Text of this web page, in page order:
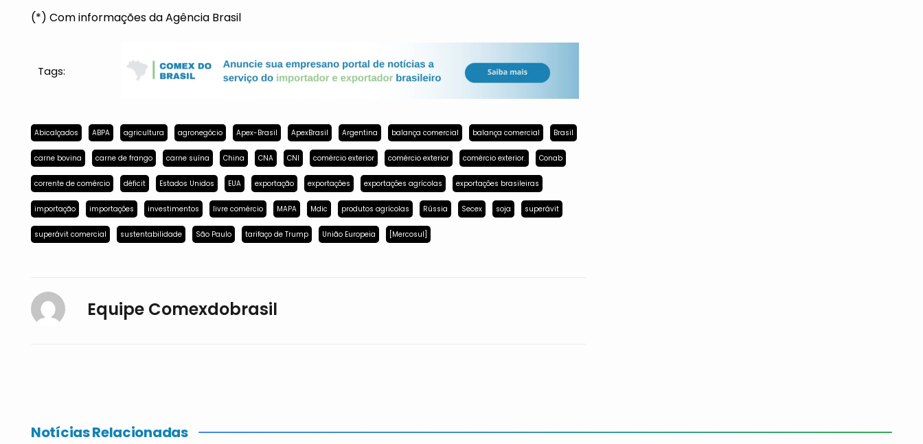
(*) Com informações da Agência Brasil
Tags:
Abicalçados ABPA agricultura agronegócio Apex-Brasil ApexBrasil Argentina balança comercial balança comercial Brasil
carne bovina carne de frango carne suína China CNA CNI comércio exterior comércio exterior comércio exterior. Conab
corrente de comércio déficit Estados Unidos EUA exportação exportações exportações agrícolas exportações brasileiras
importação importações investimentos livre comércio MAPA Mdic produtos agrícolas Rússia Secex soja superávit
superávit comercial sustentabilidade São Paulo tarifaço de Trump União Europeia [Mercosul]
Equipe Comexdobrasil
Notícias Relacionadas